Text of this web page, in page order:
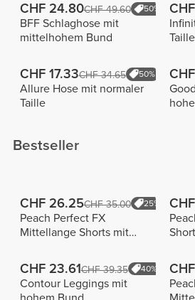
CHF 24.80CHF 49.60 50%
BFF Schlaghose mit
mittelhohem Bund
Taille
CHF 17.33CHF 34.65 50%
Allure Hose mit normaler
Taille
Bestseller
CHF 26.25CHF 35.00 25%
Peach Perfect FX
Mittellange Shorts mit
CHF 23.61CHF 39.35 40%
Contour Leggings mit